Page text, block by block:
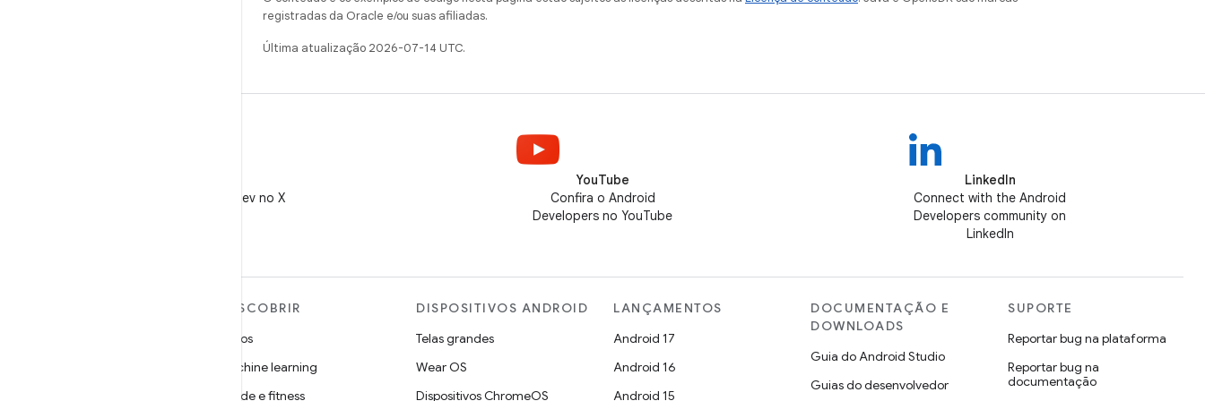
registradas da Oracle e/ou suas afiliadas.
Última atualização 2026-07-14 UTC.
Siga @AndroidDev no X
YouTube
Confira o Android
Developers no YouTube
LinkedIn
Connect with the Android
Developers community on
LinkedIn
DESCOBRIR
Jogos
Machine learning
Saúde e fitness
DISPOSITIVOS ANDROID
Telas grandes
Wear OS
Dispositivos ChromeOS
LANÇAMENTOS
Android 17
Android 16
Android 15
DOCUMENTAÇÃO E
DOWNLOADS
Guia do Android Studio
Guias do desenvolvedor
SUPORTE
Reportar bug na plataforma
Reportar bug na
documentação